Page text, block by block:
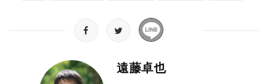
遠藤卓也